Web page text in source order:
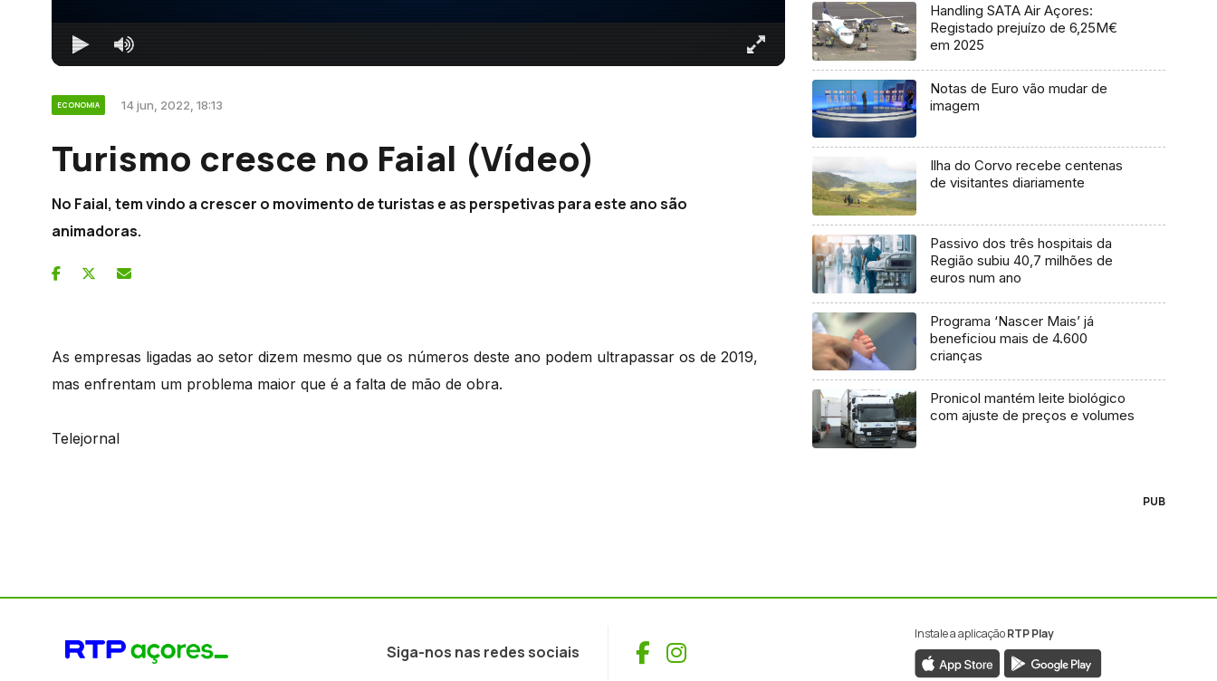
ECONOMIA 14 jun, 2022, 18:13
Turismo cresce no Faial (Vídeo)
No Faial, tem vindo a crescer o movimento de turistas e as perspetivas para este ano são
animadoras.
As empresas ligadas ao setor dizem mesmo que os números deste ano podem ultrapassar os de 2019,
mas enfrentam um problema maior que é a falta de mão de obra.
Telejornal
Handling SATA Air Açores:
Registado prejuízo de 6,25M€
em 2025
Notas de Euro vão mudar de
imagem
Ilha do Corvo recebe centenas
de visitantes diariamente
Passivo dos três hospitais da
Região subiu 40,7 milhões de
euros num ano
Programa ‘Nascer Mais’ já
beneficiou mais de 4.600
crianças
Pronicol mantém leite biológico
com ajuste de preços e volumes
PUB
Siga-nos nas redes sociais Facebook
Instagram
Instale a aplicaçãoRTP Play